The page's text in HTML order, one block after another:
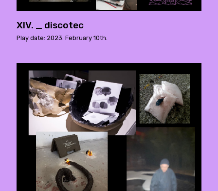
XIV. _ discotec
Play date: 2023. February 10th.